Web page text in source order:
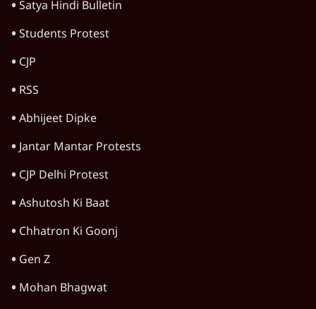
Satya Hindi Bulletin
Students Protest
CJP
RSS
Abhijeet Dipke
Jantar Mantar Protests
CJP Delhi Protest
Ashutosh Ki Baat
Chhatron Ki Goonj
Gen Z
Mohan Bhagwat